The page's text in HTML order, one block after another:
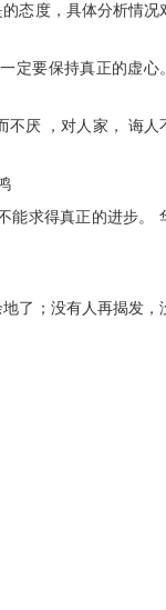
态度，具体分析情况
定要保持真正的虚心。
不厌 ，对人家， 诲人
能求得真正的进步。
了；没有人再揭发，